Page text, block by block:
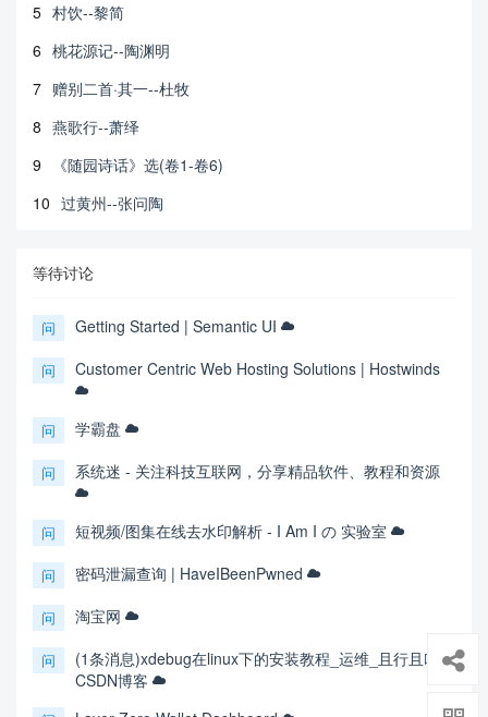
5 村饮--黎简
6 桃花源记--陶渊明
7 赠别二首·其一--杜牧
8 燕歌行--萧绎
9
《随园诗话》选(卷1-卷6)
10 过黄州--张问陶
等待讨论
问 Getting Started | Semantic UI
问 Customer Centric Web Hosting Solutions | Hostwinds
问 学霸盘
问 系统迷 - 关注科技互联网，分享精品软件、教程和资源
问 短视频/图集在线去水印解析 - I Am I の 实验室
问 密码泄漏查询 | HaveIBeenPwned
问 淘宝网
问
(1条消息)xdebug在linux下的安装教程_运维_且行且吟-
CSDN博客